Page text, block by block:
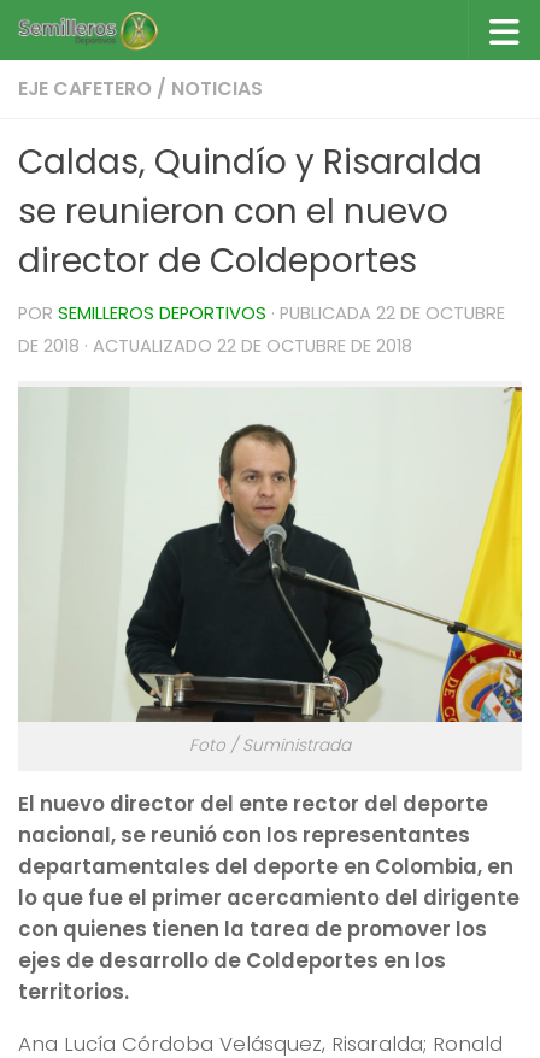
Saltar al contenido
EJE CAFETERO / NOTICIAS
Caldas, Quindío y Risaralda
se reunieron con el nuevo
director de Coldeportes
POR SEMILLEROS DEPORTIVOS · PUBLICADA 22 DE OCTUBRE
DE 2018 · ACTUALIZADO 22 DE OCTUBRE DE 2018
Foto / Suministrada
El nuevo director del ente rector del deporte
nacional, se reunió con los representantes
departamentales del deporte en Colombia, en
lo que fue el primer acercamiento del dirigente
con quienes tienen la tarea de promover los
ejes de desarrollo de Coldeportes en los
territorios.
Ana Lucía Córdoba Velásquez, Risaralda; Ronald